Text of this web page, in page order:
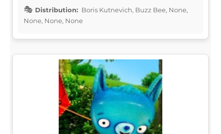
Distribution: Boris Kutnevich, Buzz Bee, None,
None, None, None